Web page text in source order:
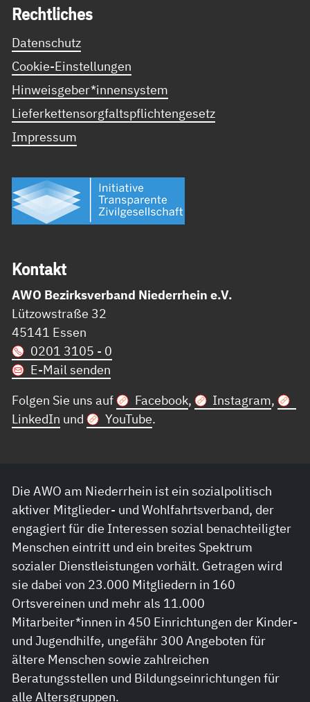
Recht­li­ches
Datenschutz
Cookie-Einstellungen
Hinweisgeber*innensystem
Lieferkettensorgfaltspflichtengesetz
Impressum
Kon­takt
AWO Bezirksverband Niederrhein e.V.
Lützowstraße 32
45141 Essen
0201 3105 - 0
E-Mail senden
Folgen Sie uns auf
Facebook, Instagram,
LinkedIn und YouTube.
Die AWO am Niederrhein ist ein sozialpolitisch
aktiver Mitglieder- und Wohlfahrtsverband, der
engagiert für die Interessen sozial benachteiligter
Menschen eintritt und ein breites Spektrum
sozialer Dienstleistungen vorhält. Getragen wird
sie dabei von 23.000 Mitgliedern in 160
Ortsvereinen und mehr als 11.000
Mitarbeiter*innen in 450 Einrichtungen der Kinder-
und Jugendhilfe, ungefähr 300 Angeboten für
ältere Menschen sowie zahlreichen
Beratungsstellen und Bildungseinrichtungen für
alle Altersgruppen.